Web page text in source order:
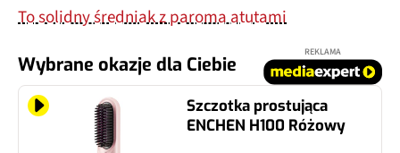
To solidny średniak z paroma atutami
Wybrane okazje dla Ciebie
REKLAMA
Szczotka prostująca
ENCHEN H100 Różowy